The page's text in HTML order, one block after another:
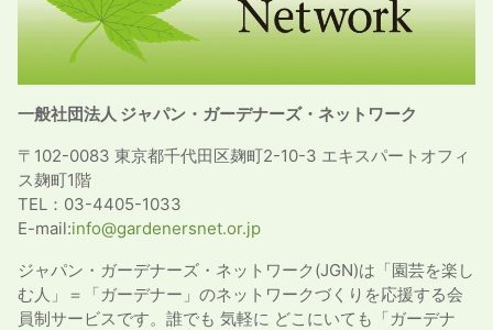
一般社団法人 ジャパン・ガーデナーズ・ネットワーク
〒102-0083 東京都千代田区麹町2-10-3 エキスパートオフィ
ス麹町1階
TEL：03-4405-1033
E-mail:info@gardenersnet.or.jp
ジャパン・ガーデナーズ・ネットワーク(JGN)は「園芸を楽し
む人」＝「ガーデナー」のネットワークづくりを応援する会
員制サービスです。誰でも 気軽に どこにいても「ガーデナ